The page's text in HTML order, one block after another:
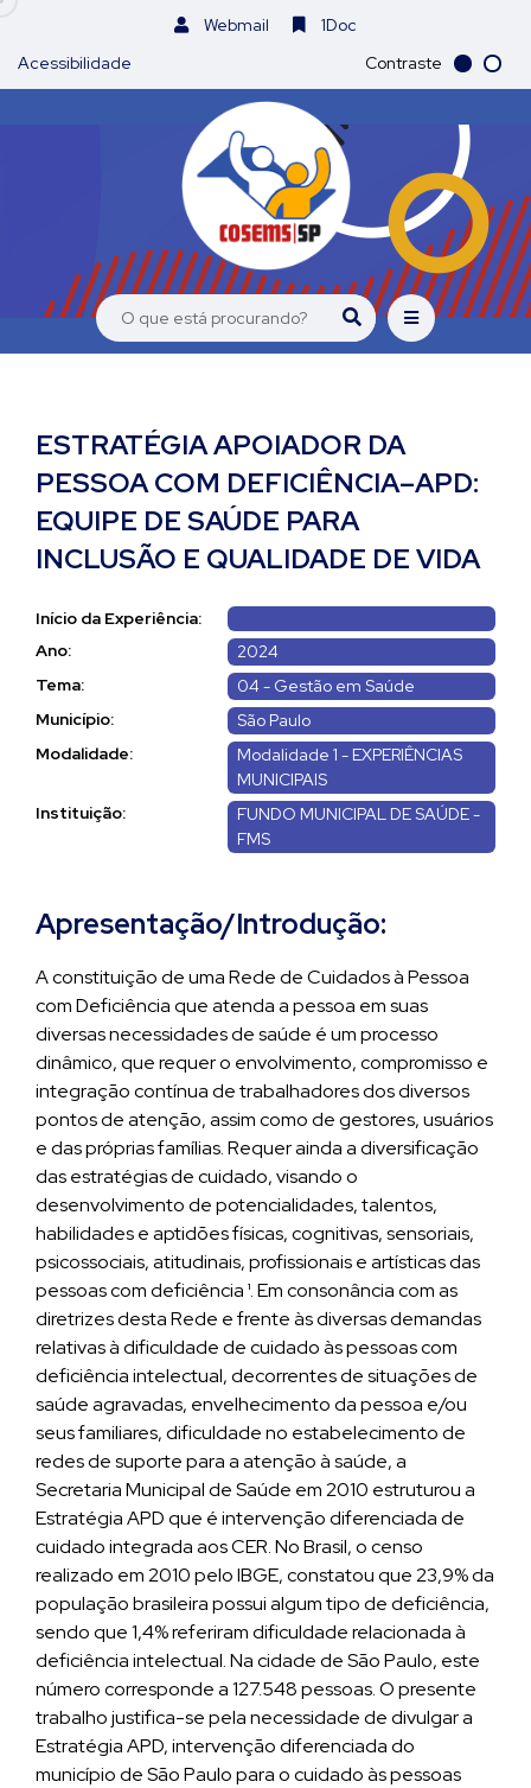
Webmail
1Doc
Acessibilidade
Contraste
ESTRATÉGIA APOIADOR DA
PESSOA COM DEFICIÊNCIA–APD:
EQUIPE DE SAÚDE PARA
INCLUSÃO E QUALIDADE DE VIDA
Início da Experiência:
Ano:
2024
Tema:
04 - Gestão em Saúde
Município:
São Paulo
Modalidade:
Modalidade 1 - EXPERIÊNCIAS
MUNICIPAIS
Instituição:
FUNDO MUNICIPAL DE SAÚDE -
FMS
Apresentação/Introdução:
A constituição de uma Rede de Cuidados à Pessoa
com Deficiência que atenda a pessoa em suas
diversas necessidades de saúde é um processo
dinâmico, que requer o envolvimento, compromisso e
integração contínua de trabalhadores dos diversos
pontos de atenção, assim como de gestores, usuários
e das próprias famílias. Requer ainda a diversificação
das estratégias de cuidado, visando o
desenvolvimento de potencialidades, talentos,
habilidades e aptidões físicas, cognitivas, sensoriais,
psicossociais, atitudinais, profissionais e artísticas das
pessoas com deficiência ¹. Em consonância com as
diretrizes desta Rede e frente às diversas demandas
relativas à dificuldade de cuidado às pessoas com
deficiência intelectual, decorrentes de situações de
saúde agravadas, envelhecimento da pessoa e/ou
seus familiares, dificuldade no estabelecimento de
redes de suporte para a atenção à saúde, a
Secretaria Municipal de Saúde em 2010 estruturou a
Estratégia APD que é intervenção diferenciada de
cuidado integrada aos CER. No Brasil, o censo
realizado em 2010 pelo IBGE, constatou que 23,9% da
população brasileira possui algum tipo de deficiência,
sendo que 1,4% referiram dificuldade relacionada à
deficiência intelectual. Na cidade de São Paulo, este
número corresponde a 127.548 pessoas. O presente
trabalho justifica-se pela necessidade de divulgar a
Estratégia APD, intervenção diferenciada do
município de São Paulo para o cuidado às pessoas